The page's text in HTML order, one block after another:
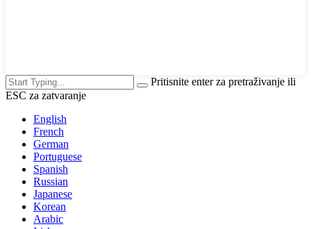
Pritisnite enter za pretraživanje ili
ESC za zatvaranje
English
French
German
Portuguese
Spanish
Russian
Japanese
Korean
Arabic